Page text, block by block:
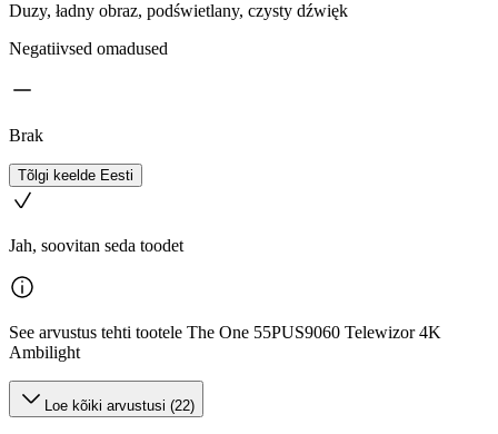
Duzy, ładny obraz, podświetlany, czysty dźwięk
Negatiivsed omadused
Brak
Tõlgi keelde Eesti
Jah, soovitan seda toodet
See arvustus tehti tootele The One 55PUS9060 Telewizor 4K
Ambilight
Loe kõiki arvustusi (22)